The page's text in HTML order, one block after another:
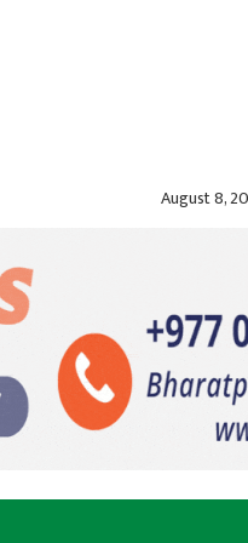
August 8,